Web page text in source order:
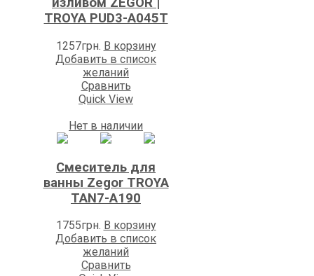
TROYA PUD3-A045Т
1257грн. В корзину
Добавить в список
желаний
Сравнить
Quick View
Нет в наличии
Смеситель для
ванны Zegоr TROYA
TAN7-A190
1755грн. В корзину
Добавить в список
желаний
Сравнить